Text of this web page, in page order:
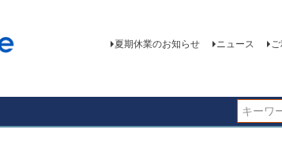
夏期休業のお知らせ ニュース